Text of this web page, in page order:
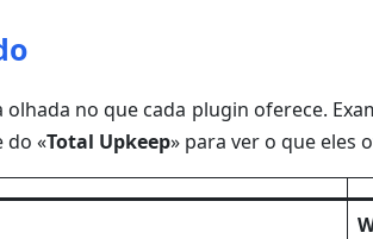
olhada no que cada plugin oferece.
do «Total Upkeep» para ver o que eles